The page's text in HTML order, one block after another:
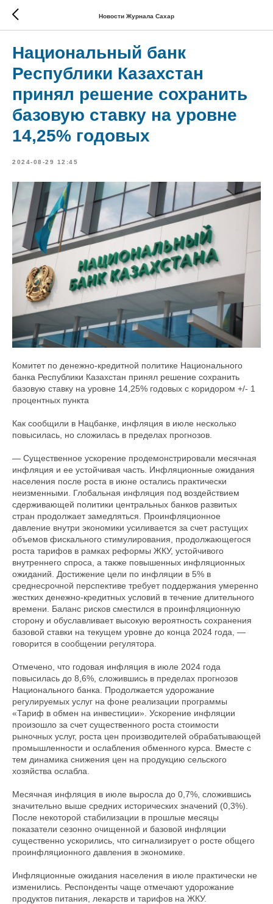
Новости Журнала Сахар
Национальный банк
Республики Казахстан
принял решение сохранить
базовую ставку на уровне
14,25% годовых
2024-08-29 12:45
Комитет по денежно-кредитной политике Национального
банка Республики Казахстан принял решение сохранить
базовую ставку на уровне 14,25% годовых с коридором +/- 1
процентных пункта
Как сообщили в Нацбанке, инфляция в июле несколько
повысилась, но сложилась в пределах прогнозов.
— Существенное ускорение продемонстрировали месячная
инфляция и ее устойчивая часть. Инфляционные ожидания
населения после роста в июне остались практически
неизменными. Глобальная инфляция под воздействием
сдерживающей политики центральных банков развитых
стран продолжает замедляться. Проинфляционное
давление внутри экономики усиливается за счет растущих
объемов фискального стимулирования, продолжающегося
роста тарифов в рамках реформы ЖКУ, устойчивого
внутреннего спроса, а также повышенных инфляционных
ожиданий. Достижение цели по инфляции в 5% в
среднесрочной перспективе требует поддержания умеренно
жестких денежно-кредитных условий в течение длительного
времени. Баланс рисков сместился в проинфляционную
сторону и обуславливает высокую вероятность сохранения
базовой ставки на текущем уровне до конца 2024 года, —
говорится в сообщении регулятора.
Отмечено, что годовая инфляция в июле 2024 года
повысилась до 8,6%, сложившись в пределах прогнозов
Национального банка. Продолжается удорожание
регулируемых услуг на фоне реализации программы
«Тариф в обмен на инвестиции». Ускорение инфляции
произошло за счет существенного роста стоимости
рыночных услуг, роста цен производителей обрабатывающей
промышленности и ослабления обменного курса. Вместе с
тем динамика снижения цен на продукцию сельского
хозяйства ослабла.
Месячная инфляция в июле выросла до 0,7%, сложившись
значительно выше средних исторических значений (0,3%).
После некоторой стабилизации в прошлые месяцы
показатели сезонно очищенной и базовой инфляции
существенно ускорились, что сигнализирует о росте общего
проинфляционного давления в экономике.
Инфляционные ожидания населения в июле практически не
изменились. Респонденты чаще отмечают удорожание
продуктов питания, лекарств и тарифов на ЖКУ.